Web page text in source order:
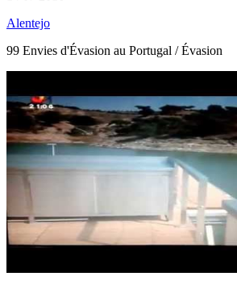
Alentejo
99 Envies d'Évasion au Portugal / Évasion